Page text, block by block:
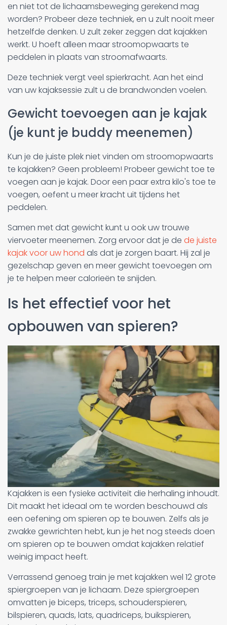
en niet tot de lichaamsbeweging gerekend mag
worden? Probeer deze techniek, en u zult nooit meer
hetzelfde denken. U zult zeker zeggen dat kajakken
werkt. U hoeft alleen maar stroomopwaarts te
peddelen in plaats van stroomafwaarts.
Deze techniek vergt veel spierkracht. Aan het eind
van uw kajaksessie zult u de brandwonden voelen.
Gewicht toevoegen aan je kajak
(je kunt je buddy meenemen)
Kun je de juiste plek niet vinden om stroomopwaarts
te kajakken? Geen probleem! Probeer gewicht toe te
voegen aan je kajak. Door een paar extra kilo's toe te
voegen, oefent u meer kracht uit tijdens het
peddelen.
Samen met dat gewicht kunt u ook uw trouwe
viervoeter meenemen. Zorg ervoor dat je de de juiste
kajak voor uw hond als dat je zorgen baart. Hij zal je
gezelschap geven en meer gewicht toevoegen om
je te helpen meer calorieën te snijden.
Is het effectief voor het
opbouwen van spieren?
Kajakken is een fysieke activiteit die herhaling inhoudt.
Dit maakt het ideaal om te worden beschouwd als
een oefening om spieren op te bouwen. Zelfs als je
zwakke gewrichten hebt, kun je het nog steeds doen
om spieren op te bouwen omdat kajakken relatief
weinig impact heeft.
Verrassend genoeg train je met kajakken wel 12 grote
spiergroepen van je lichaam. Deze spiergroepen
omvatten je biceps, triceps, schouderspieren,
bilspieren, quads, lats, quadriceps, buikspieren,